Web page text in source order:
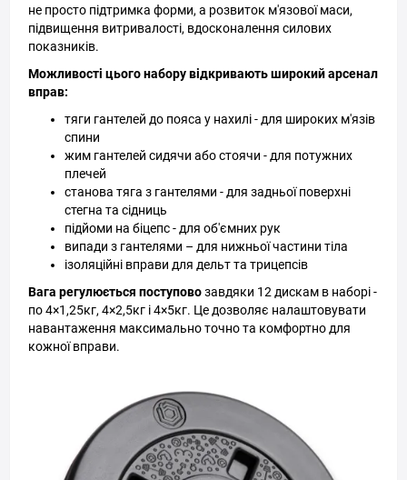
не просто підтримка форми, а розвиток м'язової маси,
підвищення витривалості, вдосконалення силових
показників.
Можливості цього набору відкривають широкий арсенал
вправ:
тяги гантелей до пояса у нахилі - для широких м'язів
спини
жим гантелей сидячи або стоячи - для потужних
плечей
станова тяга з гантелями - для задньої поверхні
стегна та сідниць
підйоми на біцепс - для об'ємних рук
випади з гантелями – для нижньої частини тіла
ізоляційні вправи для дельт та трицепсів
Вага регулюється поступовозавдяки 12 дискам в наборі -
по 4×1,25кг, 4×2,5кг і 4×5кг. Це дозволяє налаштовувати
навантаження максимально точно та комфортно для
кожної вправи.